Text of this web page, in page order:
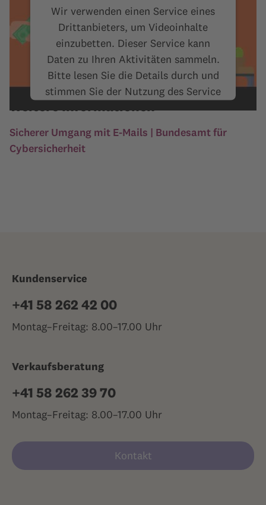
Wir verwenden einen Service eines
Drittanbieters, um Videoinhalte
einzubetten. Dieser Service kann
Daten zu Ihren Aktivitäten sammeln.
Bitte lesen Sie die Details durch und
stimmen Sie der Nutzung des Service
Mehr Informationen
Weitere Informationen
Sicherer Umgang mit E-Mails | Bundesamt für
Cybersicherheit
Kundenservice
+41 58 262 42 00
Montag–Freitag: 8.00–17.00 Uhr
Verkaufsberatung
+41 58 262 39 70
Montag–Freitag: 8.00–17.00 Uhr
Kontakt